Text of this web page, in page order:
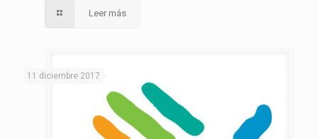
Leer más
11 diciembre 2017